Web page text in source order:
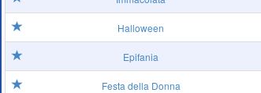
Halloween
Epifania
Festa della Donna